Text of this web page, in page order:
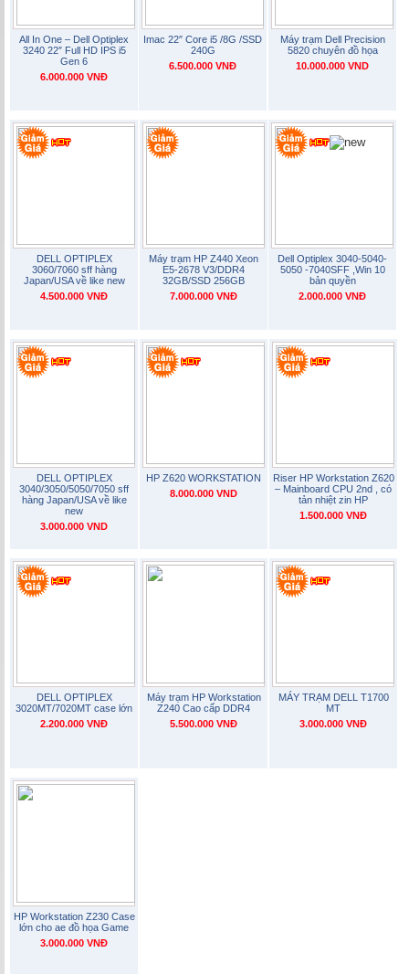
All In One – Dell Optiplex
3240 22″ Full HD IPS i5
Gen 6
6.000.000 VNĐ
Imac 22″ Core i5 /8G /SSD
240G
6.500.000 VNĐ
Máy trạm Dell Precision
5820 chuyên đồ họa
10.000.000 VND
DELL OPTIPLEX
3060/7060 sff hàng
Japan/USA về like new
4.500.000 VNĐ
Máy trạm HP Z440 Xeon
E5-2678 V3/DDR4
32GB/SSD 256GB
7.000.000 VNĐ
Dell Optiplex 3040-5040-
5050 -7040SFF ,Win 10
bản quyền
2.000.000 VNĐ
DELL OPTIPLEX
3040/3050/5050/7050 sff
hàng Japan/USA về like
new
3.000.000 VND
HP Z620 WORKSTATION
8.000.000 VND
Riser HP Workstation Z620
– Mainboard CPU 2nd , có
tản nhiệt zin HP
1.500.000 VNĐ
DELL OPTIPLEX
3020MT/7020MT case lớn
2.200.000 VNĐ
Máy trạm HP Workstation
Z240 Cao cấp DDR4
5.500.000 VNĐ
MÁY TRẠM DELL T1700
MT
3.000.000 VNĐ
HP Workstation Z230 Case
lớn cho ae đồ họa Game
3.000.000 VNĐ